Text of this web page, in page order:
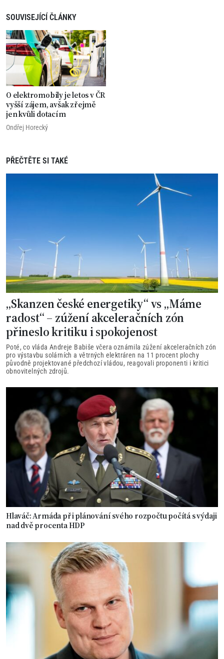
SOUVISEJÍCÍ ČLÁNKY
O elektromobily je letos v ČR
vyšší zájem, avšak zřejmě
jen kvůli dotacím
Ondřej Horecký
PŘEČTĚTE SI TAKÉ
„Skanzen české energetiky“ vs „Máme
radost“ – zúžení akceleračních zón
přineslo kritiku i spokojenost
Poté, co vláda Andreje Babiše včera oznámila zúžení akceleračních zón
pro výstavbu solárních a větrných elektráren na 11 procent plochy
původně projektované předchozí vládou, reagovali proponenti i kritici
obnovitelných zdrojů.
Hlaváč: Armáda při plánování svého rozpočtu počítá s výdaji
nad dvě procenta HDP